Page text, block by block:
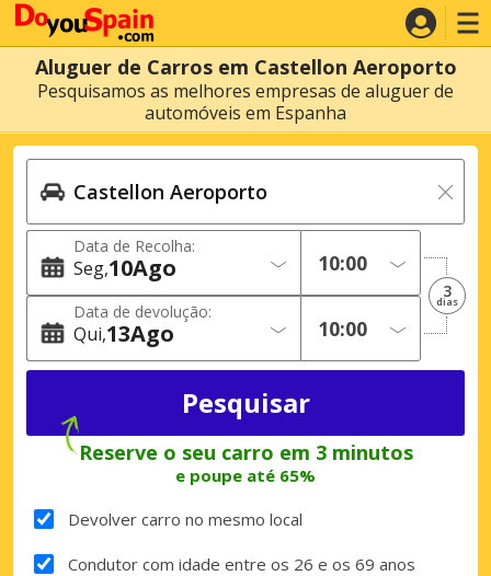
Aluguer de Carros em Castellon Aeroporto
Pesquisamos as melhores empresas de aluguer de
automóveis em Espanha
Data de Recolha:
Seg 10Ago
Data de devolução:
Qui 13Ago
3
dias
Reserve o seu carro em 3 minutos
e poupe até 65%
Devolver carro no mesmo local
Condutor com idade entre os 26 e os 69 anos